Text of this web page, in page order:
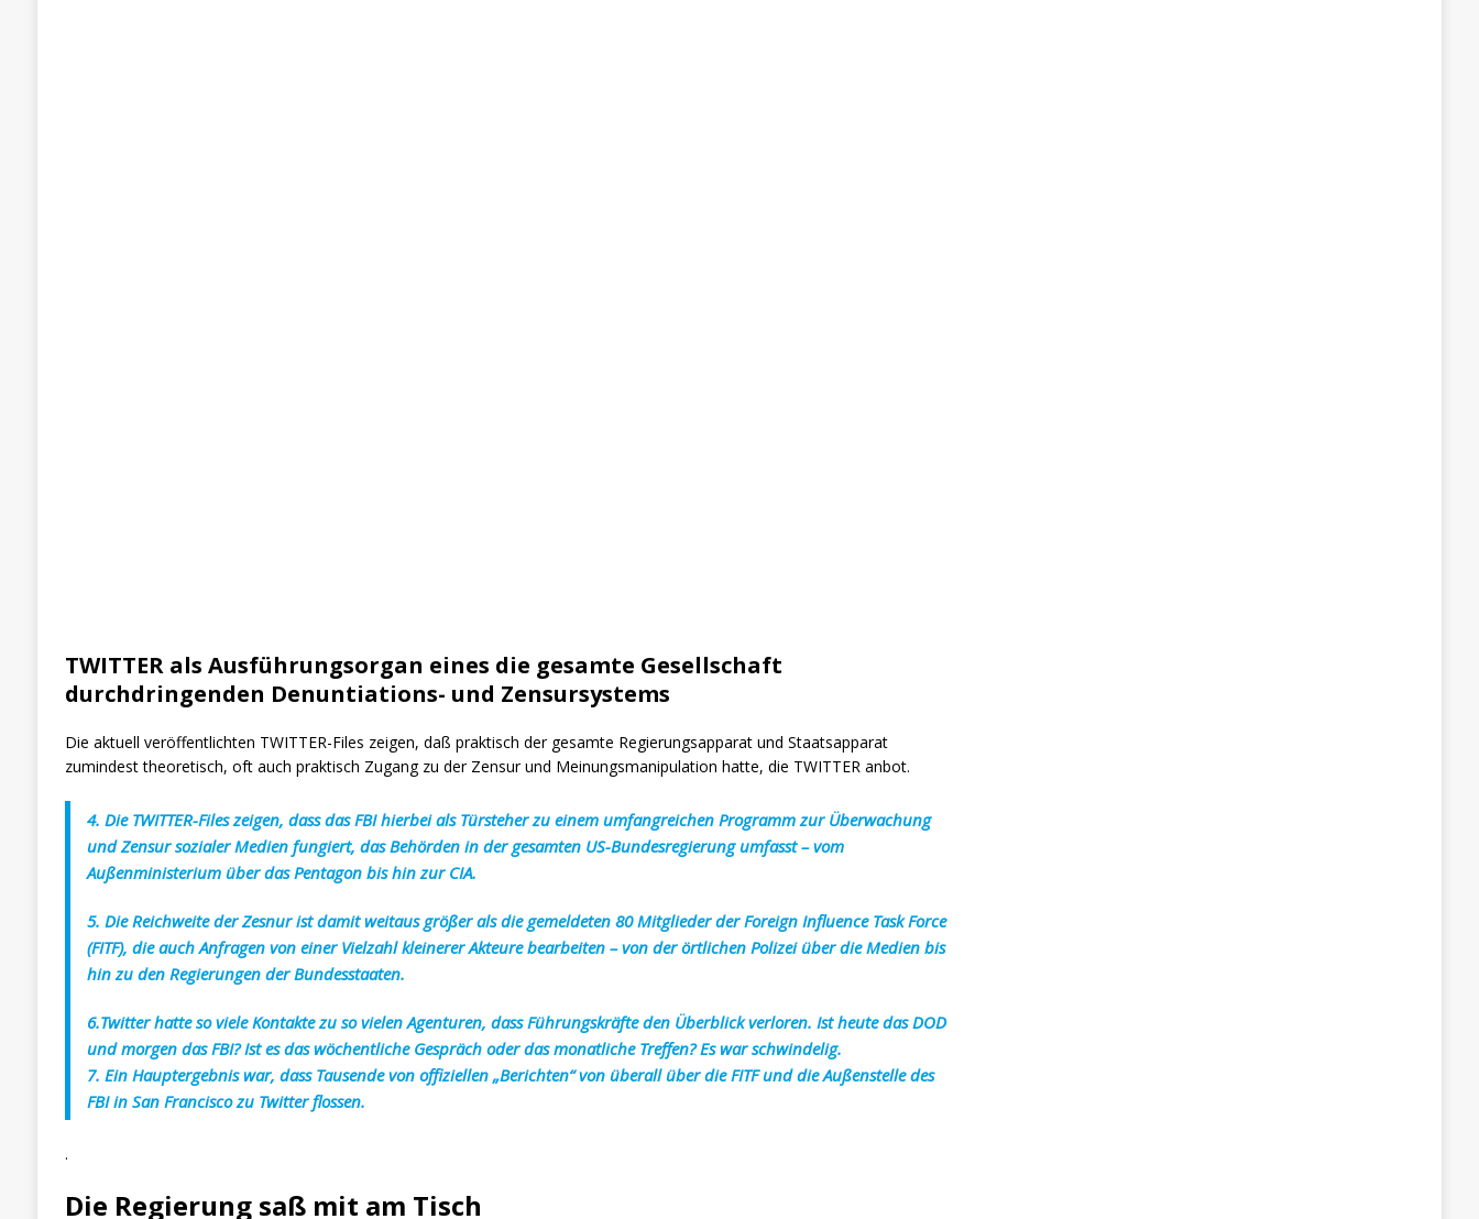
TWITTER als Ausführungsorgan eines die gesamte Gesellschaft
durchdringenden Denuntiations- und Zensursystems
Die aktuell veröffentlichten TWITTER-Files zeigen, daß praktisch der gesamte Regierungsapparat und Staatsapparat
zumindest theoretisch, oft auch praktisch Zugang zu der Zensur und Meinungsmanipulation hatte, die TWITTER anbot.
4. Die TWITTER-Files zeigen, dass das FBI hierbei als Türsteher zu einem umfangreichen Programm zur Überwachung
und Zensur sozialer Medien fungiert, das Behörden in der gesamten US-Bundesregierung umfasst – vom
Außenministerium über das Pentagon bis hin zur CIA.
5. Die Reichweite der Zesnur ist damit weitaus größer als die gemeldeten 80 Mitglieder der Foreign Influence Task Force
(FITF), die auch Anfragen von einer Vielzahl kleinerer Akteure bearbeiten – von der örtlichen Polizei über die Medien bis
hin zu den Regierungen der Bundesstaaten.
6.Twitter hatte so viele Kontakte zu so vielen Agenturen, dass Führungskräfte den Überblick verloren. Ist heute das DOD
und morgen das FBI? Ist es das wöchentliche Gespräch oder das monatliche Treffen? Es war schwindelig.
7. Ein Hauptergebnis war, dass Tausende von offiziellen „Berichten“ von überall über die FITF und die Außenstelle des
FBI in San Francisco zu Twitter flossen.
.
Die Regierung saß mit am Tisch